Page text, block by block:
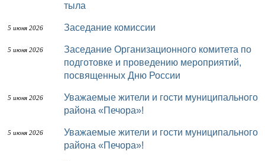
тыла
5 июня 2026 Заседание комиссии
5 июня 2026
Заседание Организационного комитета по
подготовке и проведению мероприятий,
посвященных Дню России
5 июня 2026
Уважаемые жители и гости муниципального
района «Печора»!
5 июня 2026
Уважаемые жители и гости муниципального
района «Печора»!